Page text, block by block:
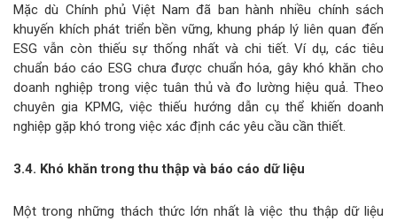
Mặc dù Chính phủ Việt Nam đã ban hành nhiều chính sách
khuyến khích phát triển bền vững, khung pháp lý liên quan đến
ESG vẫn còn thiếu sự thống nhất và chi tiết. Ví dụ, các tiêu
chuẩn báo cáo ESG chưa được chuẩn hóa, gây khó khăn cho
doanh nghiệp trong việc tuân thủ và đo lường hiệu quả. Theo
chuyên gia KPMG, việc thiếu hướng dẫn cụ thể khiến doanh
nghiệp gặp khó trong việc xác định các yêu cầu cần thiết.
3.4. Khó khăn trong thu thập và báo cáo dữ liệu
Một trong những thách thức lớn nhất là việc thu thập dữ liệu